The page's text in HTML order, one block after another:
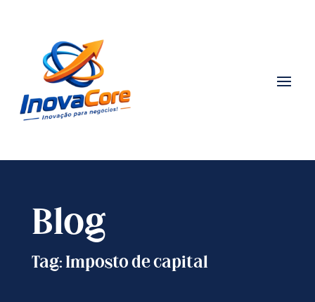
Blog
Tag: Imposto de capital